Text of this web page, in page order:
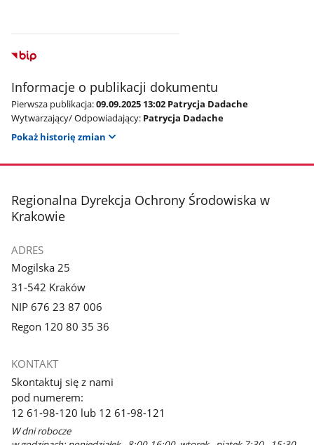
Informacje o publikacji dokumentu
Pierwsza publikacja:09.09.2025 13:02 Patrycja Dadache
Wytwarzający/ Odpowiadający: Patrycja Dadache
Pokaż historię zmian
stopka
Regionalna Dyrekcja Ochrony Środowiska w
Krakowie
ADRES
Mogilska 25
31-542 Kraków
NIP 676 23 87 006
Regon 120 80 35 36
KONTAKT
Skontaktuj się z nami
pod numerem:
12 61-98-120 lub 12 61-98-121
W dni robocze